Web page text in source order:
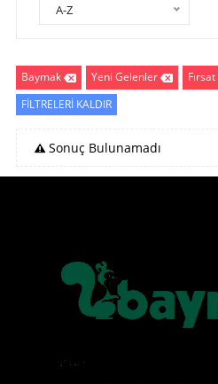
A-Z
Baymak Yeni Gelenler
FİLTRELERİ KALDIR
Sonuç Bulunamadı